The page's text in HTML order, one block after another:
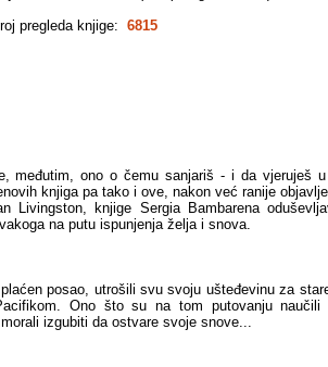
pregleda knjige: 6815
međutim, ono o čemu sanjariš - i da vjeruješ
knjiga pa tako i ove, nakon već ranije
Livingston, knjige Sergia Bambarena
na putu ispunjenja želja i snova.
posao, utrošili svu svoju ušteđevinu za
Ono što su na tom putovanju naučili
izgubiti da ostvare svoje snove...